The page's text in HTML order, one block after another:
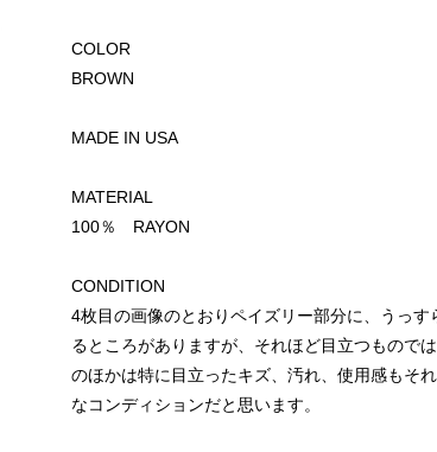
COLOR
BROWN
MADE IN USA
MATERIAL
100％ RAYON
CONDITION
4枚目の画像のとおりペイズリー部分に、うっす
るところがありますが、それほど目立つもので
のほかは特に目立ったキズ、汚れ、使用感もそ
なコンディションだと思います。